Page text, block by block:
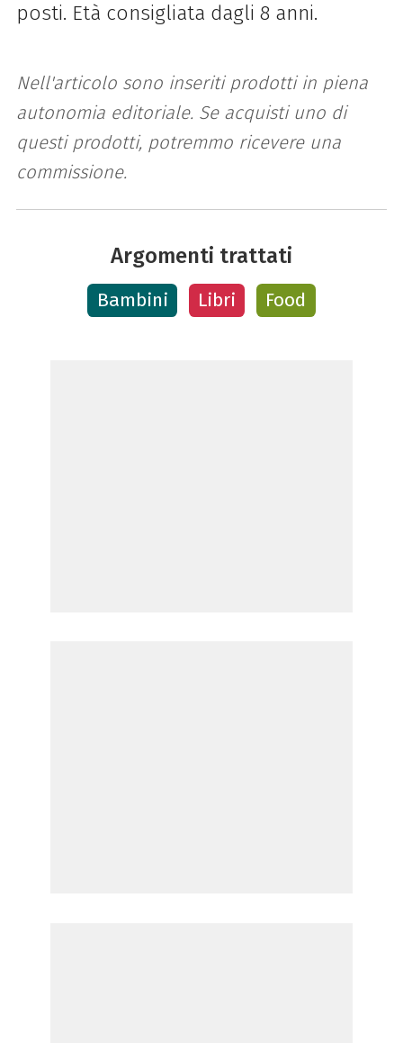
posti. Età consigliata dagli 8 anni.
Nell'articolo sono inseriti prodotti in piena
autonomia editoriale. Se acquisti uno di
questi prodotti, potremmo ricevere una
commissione.
Argomenti trattati
Bambini Libri Food